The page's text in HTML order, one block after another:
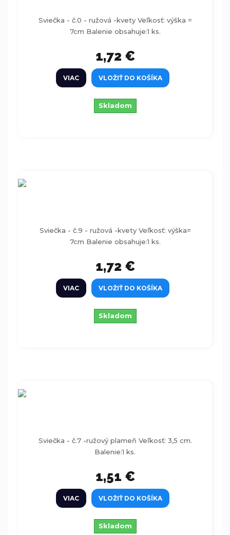
Sviečka - č.0 - ružová -kvety Veľkosť: výška =
7cm Balenie obsahuje:1 ks.
1,72 €
VIAC VLOŽIŤ DO KOŠÍKA
Skladom
Sviečka - č.9 - ružová -kvety Veľkosť: výška=
7cm Balenie obsahuje:1 ks.
1,72 €
VIAC VLOŽIŤ DO KOŠÍKA
Skladom
Sviečka - č.7 -ružový plameň Veľkosť: 3,5 cm.
Balenie:1 ks.
1,51 €
VIAC VLOŽIŤ DO KOŠÍKA
Skladom